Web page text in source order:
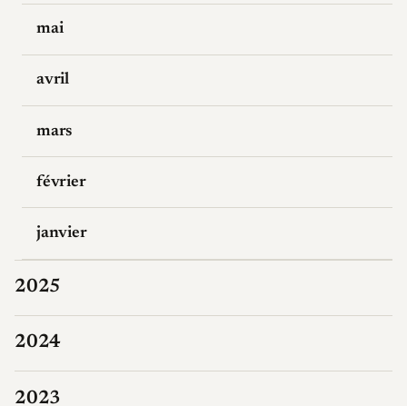
mai
avril
mars
février
janvier
2025
2024
2023